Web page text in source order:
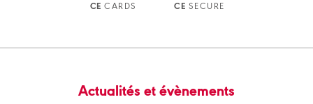
CE CARDS CE SECURE
Actualités et évènements